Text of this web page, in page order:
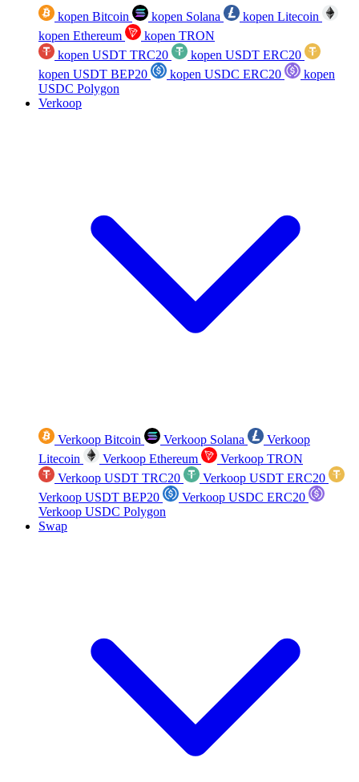
kopen Bitcoin kopen Solana
kopen Litecoin
kopen Ethereum
kopen TRON
kopen USDT TRC20
kopen USDT ERC20
kopen USDT BEP20
kopen USDC ERC20
kopen
USDC Polygon
Verkoop
Verkoop Bitcoin Verkoop Solana
Verkoop
Litecoin
Verkoop Ethereum
Verkoop TRON
Verkoop USDT TRC20
Verkoop USDT ERC20
Verkoop USDT BEP20
Verkoop USDC ERC20
Verkoop USDC Polygon
Swap